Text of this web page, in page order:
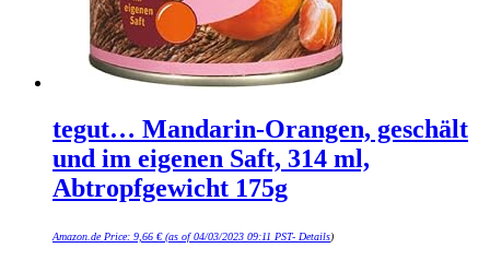
tegut… Mandarin-Orangen, geschält
und im eigenen Saft, 314 ml,
Abtropfgewicht 175g
Amazon.de Price: 9,66 €(as of 04/03/2023 09:11 PST- Details)